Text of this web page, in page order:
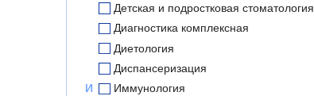
Детская и подростковая стоматология
Диагностика комплексная
Диетология
Диспансеризация
И
Иммунология